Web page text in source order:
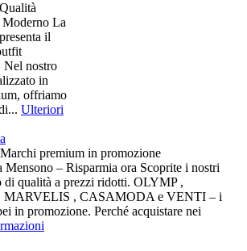
La
il
Nel nostro
in
offriamo
Ulteriori
premium in promozione
– Risparmia ora Scoprite i nostri
di qualità a prezzi ridotti. OLYMP ,
MARVELIS , CASAMODA e VENTI – i
in promozione. Perché acquistare nei